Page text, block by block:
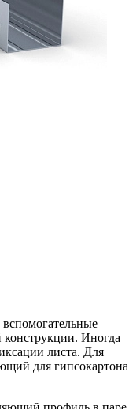
конструкции. Иногда
листа. Для
для гипсокартона